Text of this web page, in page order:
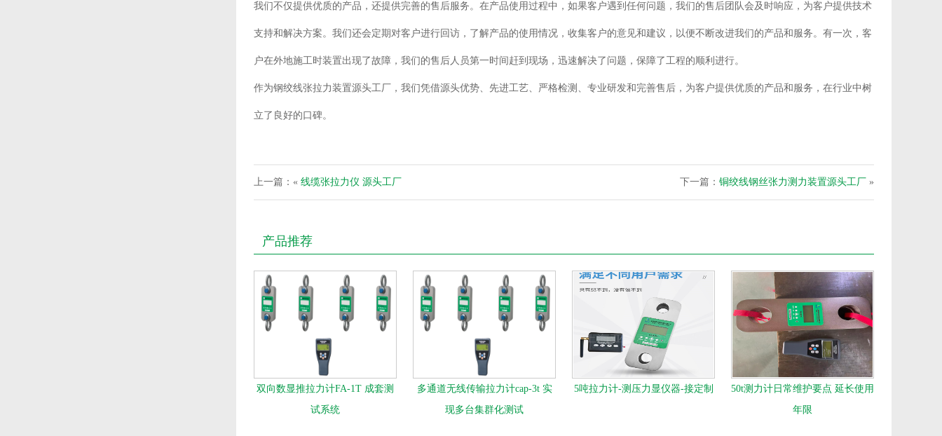
我们不仅提供优质的产品，还提供完善的售后服务。在产品使用过程中，如果客户遇到任何问题，我们的售后团队会及时响应，为客户提供技术
支持和解决方案。我们还会定期对客户进行回访，了解产品的使用情况，收集客户的意见和建议，以便不断改进我们的产品和服务。有一次，客
户在外地施工时装置出现了故障，我们的售后人员第一时间赶到现场，迅速解决了问题，保障了工程的顺利进行。
作为钢绞线张拉力装置源头工厂，我们凭借源头优势、先进工艺、严格检测、专业研发和完善售后，为客户提供优质的产品和服务，在行业中树
立了良好的口碑。
上一篇：« 线缆张拉力仪 源头工厂 下一篇： 铜绞线钢丝张力测力装置源头工厂 »
产品推荐
双向数显推拉力计FA-1T 成套测
试系统
多通道无线传输拉力计cap-3t 实
现多台集群化测试
5吨拉力计-测压力显仪器-接定制
50t测力计日常维护要点 延长使用
年限